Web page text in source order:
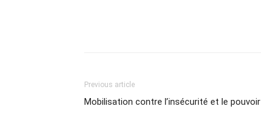
Previous article
Mobilisation contre l’insécurité et le pouvoir